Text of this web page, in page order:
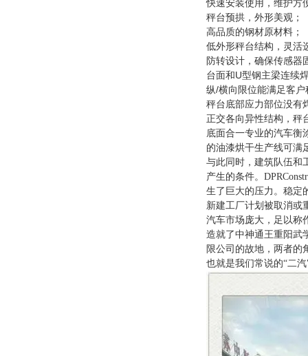
快速安装使用，维护方
秤台预拱，外形美观；
高品质的钢材原材料；
低外形秤台结构，灵活
防转设计，确保传感器
台面和 U型钢主梁连续
纵/横向限位能满足客
秤台底部应力部位没有
正交各向异性结构，秤
底面合一专业的汽车衡
的油漆烘干生产线可满
与此同时，建筑队伍和
产生的条件。
生了巨大的压力。稳定
新建工厂计划被取消或
汽车市场庞大，足以称
造就了中神通王重阳武
限公司的故地，两者的
也就是我们常说的“二